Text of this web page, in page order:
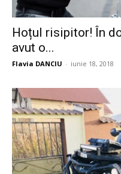
Hoțul risipitor! În
avut o...
Flavia DANCIU - iunie 18, 2018